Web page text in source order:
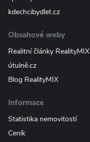
kdechcibydlet.cz
Obsahové weby
Realitní články RealityMIX
útulně.cz
Blog RealityMIX
Informace
Statistika nemovitostí
Ceník